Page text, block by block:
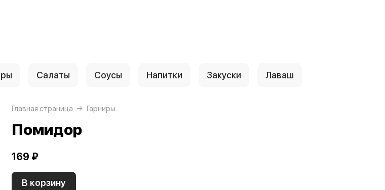
Салаты Соусы Напитки Закуски Лаваш
Главная страница Гарниры
Помидор
169 ₽
В корзину